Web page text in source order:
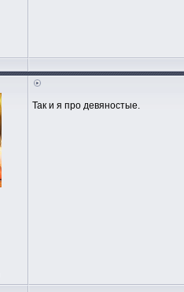
Так и я про девяностые.